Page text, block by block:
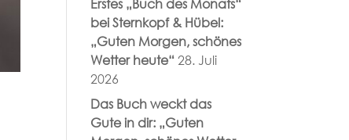
Erstes „Buch des Monats“
bei Sternkopf & Hübel:
„Guten Morgen, schönes
Wetter heute“ 28. Juli
2026
Das Buch weckt das
Gute in dir: „Guten